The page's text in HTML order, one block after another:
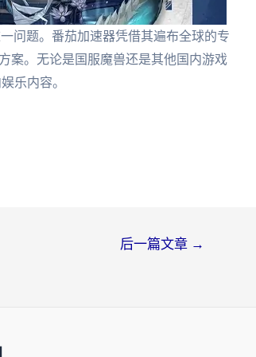
问题。番茄加速器凭借其遍布全球的专
案。无论是国服魔兽还是其他国内游戏
乐内容。
后一篇文章 →